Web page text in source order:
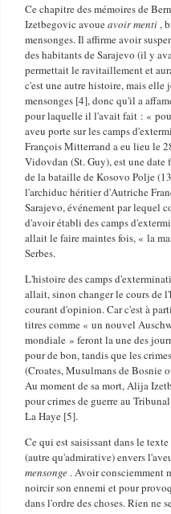
Ce chapitre des mémoires de
Izetbegovic avoueavoirmenti,
mensonges. Il affirme avoir
des habitants de Sarajevo (il y
permettait le ravitaillement et
c'est une autre histoire, mais elle
mensonges [4], donc qu'il a
pour laquelle il l'avait fait : «
aveu porte sur les camps
François Mitterrand a eu lieu le
Vidovdan (St. Guy), est une
de la bataille de Kosovo Polje
l'archiduc héritier d'Autriche
Sarajevo, événement par lequel
d'avoir établi des camps
allait le faire maintes fois, « la
Serbes.
L'histoire des camps
allait, sinon changer le cours de
courant d'opinion. Car c'est à
titres comme « un nouvel
mondiale » feront la une des
pour de bon, tandis que les
(Croates, Musulmans de Bosnie
Au moment de sa mort, Alija
pour crimes de guerre au
La Haye [5].
Ce qui est saisissant dans le
(autre qu'admirative) envers
mensonge . Avoir consciemment
noircir son ennemi et pour
dans l'ordre des choses. Rien ne